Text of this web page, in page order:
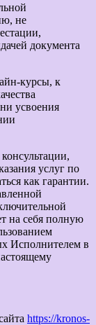
не
документа
курсы, к
усвоения
услуг по
как гарантии.
на себя полную
Исполнителем в
https://kronos-